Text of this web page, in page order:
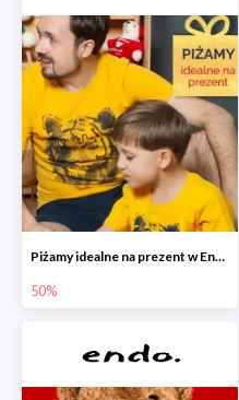
Piżamy idealne na prezent w Endo do -50%
50%